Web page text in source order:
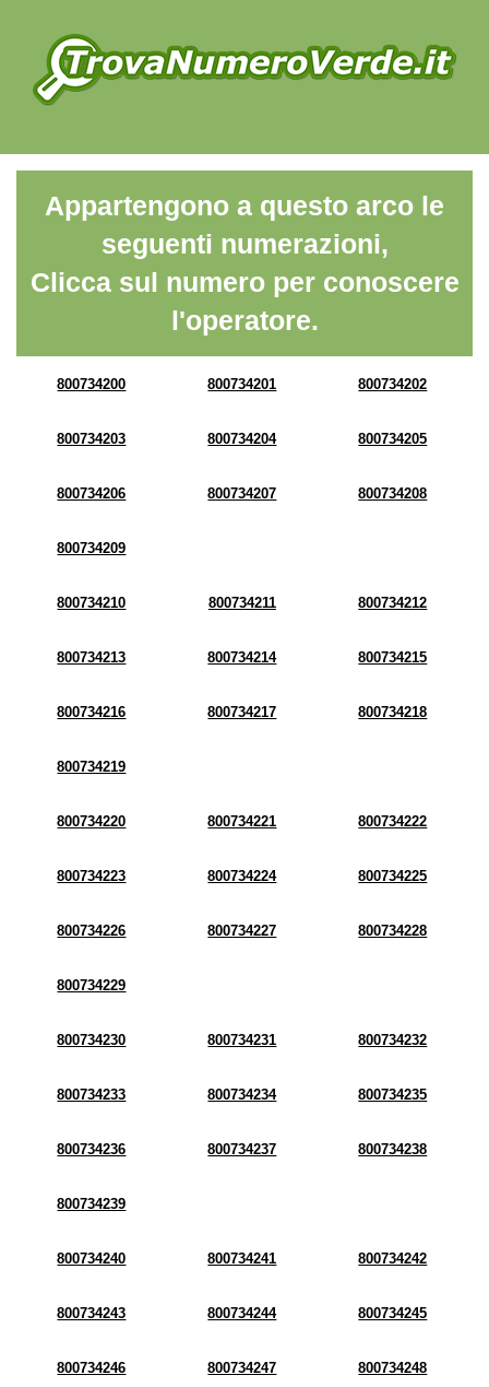
Appartengono a questo arco le
seguenti numerazioni,
Clicca sul numero per conoscere
l'operatore.
800734200 800734201 800734202
800734203 800734204 800734205
800734206 800734207 800734208
800734209
800734210 800734211 800734212
800734213 800734214 800734215
800734216 800734217 800734218
800734219
800734220 800734221 800734222
800734223 800734224 800734225
800734226 800734227 800734228
800734229
800734230 800734231 800734232
800734233 800734234 800734235
800734236 800734237 800734238
800734239
800734240 800734241 800734242
800734243 800734244 800734245
800734246 800734247 800734248